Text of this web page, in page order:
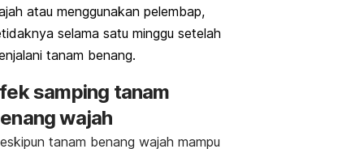
atau menggunakan pelembap,
selama satu minggu setelah
tanam benang.
samping tanam
wajah
tanam benang wajah mampu